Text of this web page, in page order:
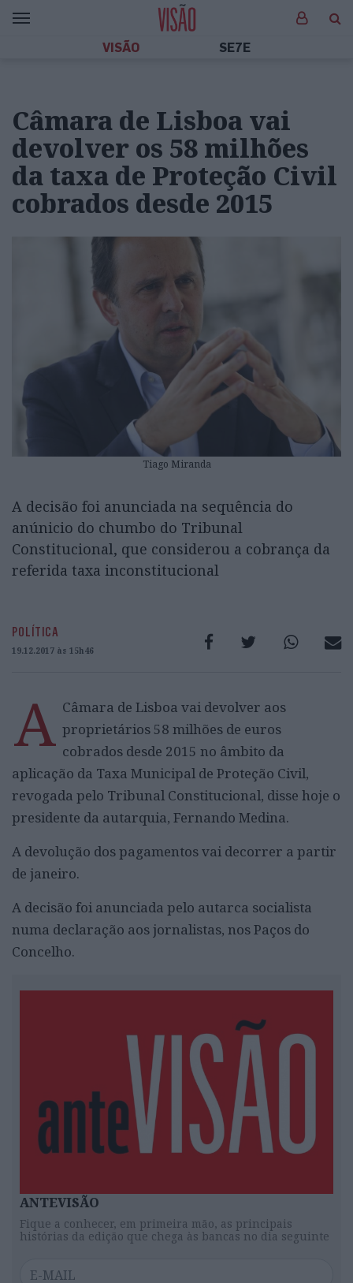
VISÃO SE7E
Câmara de Lisboa vai
devolver os 58 milhões
da taxa de Proteção Civil
cobrados desde 2015
Tiago Miranda
A decisão foi anunciada na sequência do
anúnicio do chumbo do Tribunal
Constitucional, que considerou a cobrança da
referida taxa inconstitucional
POLÍTICA
19.12.2017 às 15h46
A Câmara de Lisboa vai devolver aos
proprietários 58 milhões de euros
cobrados desde 2015 no âmbito da
aplicação da Taxa Municipal de Proteção Civil,
revogada pelo Tribunal Constitucional, disse hoje o
presidente da autarquia, Fernando Medina.
A devolução dos pagamentos vai decorrer a partir
de janeiro.
A decisão foi anunciada pelo autarca socialista
numa declaração aos jornalistas, nos Paços do
Concelho.
ANTEVISÃO
Fique a conhecer, em primeira mão, as principais
histórias da edição que chega às bancas no dia seguinte